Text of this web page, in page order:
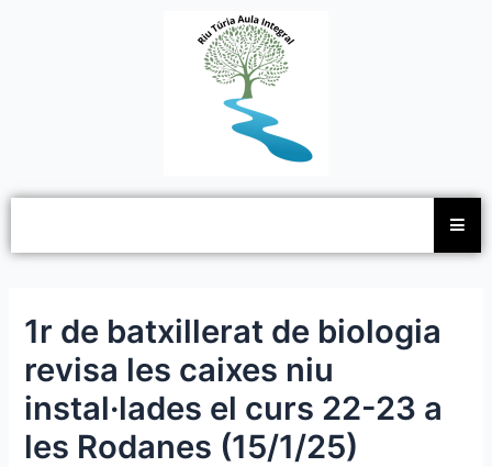
1r de batxillerat de biologia
revisa les caixes niu
instal·lades el curs 22-23 a
les Rodanes (15/1/25)